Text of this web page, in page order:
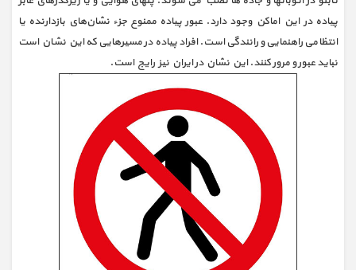
پیاده در این اماکن وجود دارد. عبور پیاده ممنوع جزء نشان‌های بازدارنده یا
انتظامی راهنمایی و رانندگی است. افراد پیاده در مسیرهایی که این نشان است
نباید عبور و مرور کنند. این نشان در ایران نیز رایج است.